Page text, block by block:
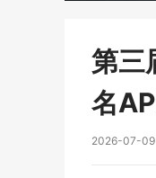
第三
名
2026-07-09